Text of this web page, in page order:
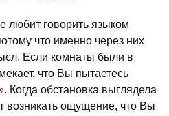
любит говорить языком
что именно через них
Если комнаты были в
что Вы пытаетесь
. Когда обстановка выглядела
возникать ощущение, что Вы